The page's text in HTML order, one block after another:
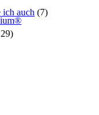
ich auch (7)